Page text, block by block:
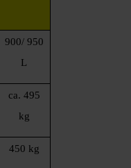
900/ 950
L
ca. 495
kg
450 kg